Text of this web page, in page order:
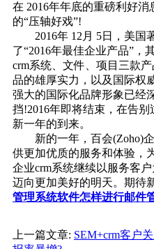
在 2016年年底的重磅利好
的“压轴好戏”!
2016年 12月 5日，美国
了“2016年最佳企业产品”，
crm系统、文件、项目三款
品的雄厚实力，以及国际权
强大的国际化品牌形象已经
挡!2016年即将结束，在告
新一年的到来。
新的一年，百会(Zoho)企
供更加优质的服务和体验，
企业crm系统继续以服务客
迈向更加美好的明天。期待
管理系统软件怎样进行邮件
上一篇文章: SEM+crm客户